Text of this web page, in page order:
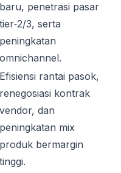
baru, penetrasi pasar
tier‑2/3, serta
peningkatan
omnichannel.
Efisiensi rantai pasok,
renegosiasi kontrak
vendor, dan
peningkatan mix
produk bermargin
tinggi.